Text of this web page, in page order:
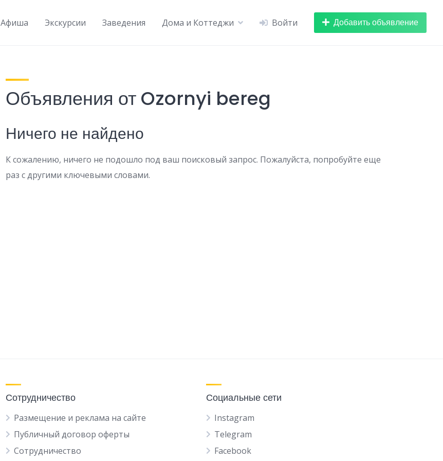
Афиша Экскурсии Заведения Дома и Коттеджи Войти Добавить объявление
Объявления от Ozornyi bereg
Ничего не найдено
К сожалению, ничего не подошло под ваш поисковый запрос. Пожалуйста, попробуйте еще
раз с другими ключевыми словами.
Сотрудничество
Размещение и реклама на сайте
Публичный договор оферты
Сотрудничество
Социальные сети
Instagram
Telegram
Facebook